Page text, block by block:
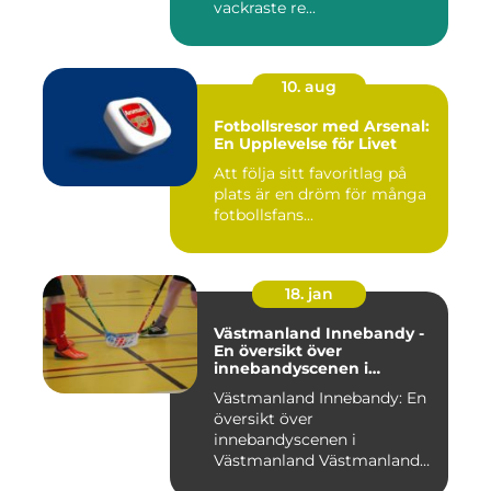
vackraste re...
10. aug
Fotbollsresor med Arsenal:
En Upplevelse för Livet
Att följa sitt favoritlag på
plats är en dröm för många
fotbollsfans...
18. jan
Västmanland Innebandy -
En översikt över
innebandyscenen i
Västmanland Innebandy: En
översikt över
innebandyscenen i
Västmanland Västmanland